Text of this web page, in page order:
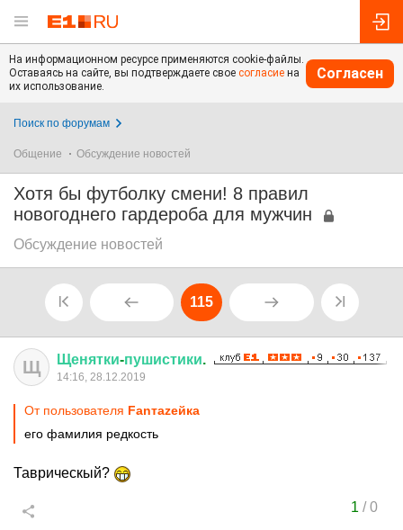
На информационном ресурсе применяются cookie-файлы.
Оставаясь на сайте, вы подтверждаете свое согласие на
их использование.
Согласен
Поиск по форумам
Общение Обсуждение новостей
Хотя бы футболку смени! 8 правил
новогоднего гардероба для мужчин
Обсуждение новостей
115
Щ Щенятки-пушистики.
14:16, 28.12.2019
От пользователя Fanтаzeйкa
его фамилия редкость
Таврическый?
1 /0